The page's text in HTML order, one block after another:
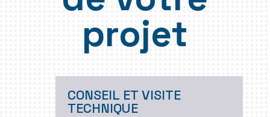
projet
CONSEIL ET VISITE
TECHNIQUE